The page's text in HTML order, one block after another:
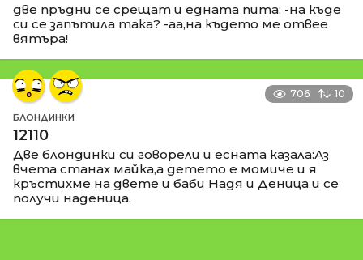
две пръдни се срещат и едната пита: -на къде
си се запътила така? -аа,на където ме отвее
вятъра!
706 10
БЛОНДИНКИ
12110
Две блондинки си говорели и есната казала:Аз
вчета станах майка,а детето е момиче и я
кръстихме на двете и баби Надя и Деница и се
получи наденица.